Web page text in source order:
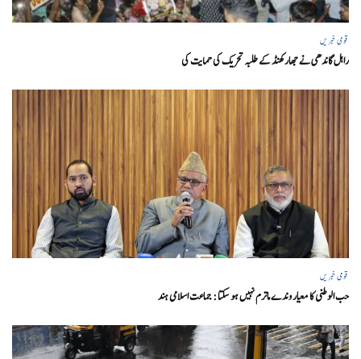
قومی خبریں
راہل گاندھی نے جھارکھنڈ کے طلبہ تحریک کی حمایت کی
قومی خبریں
حب الوطنی کا معیار وندے ماترم نہیں ہو سکتا : جماعت اسلامی ہند